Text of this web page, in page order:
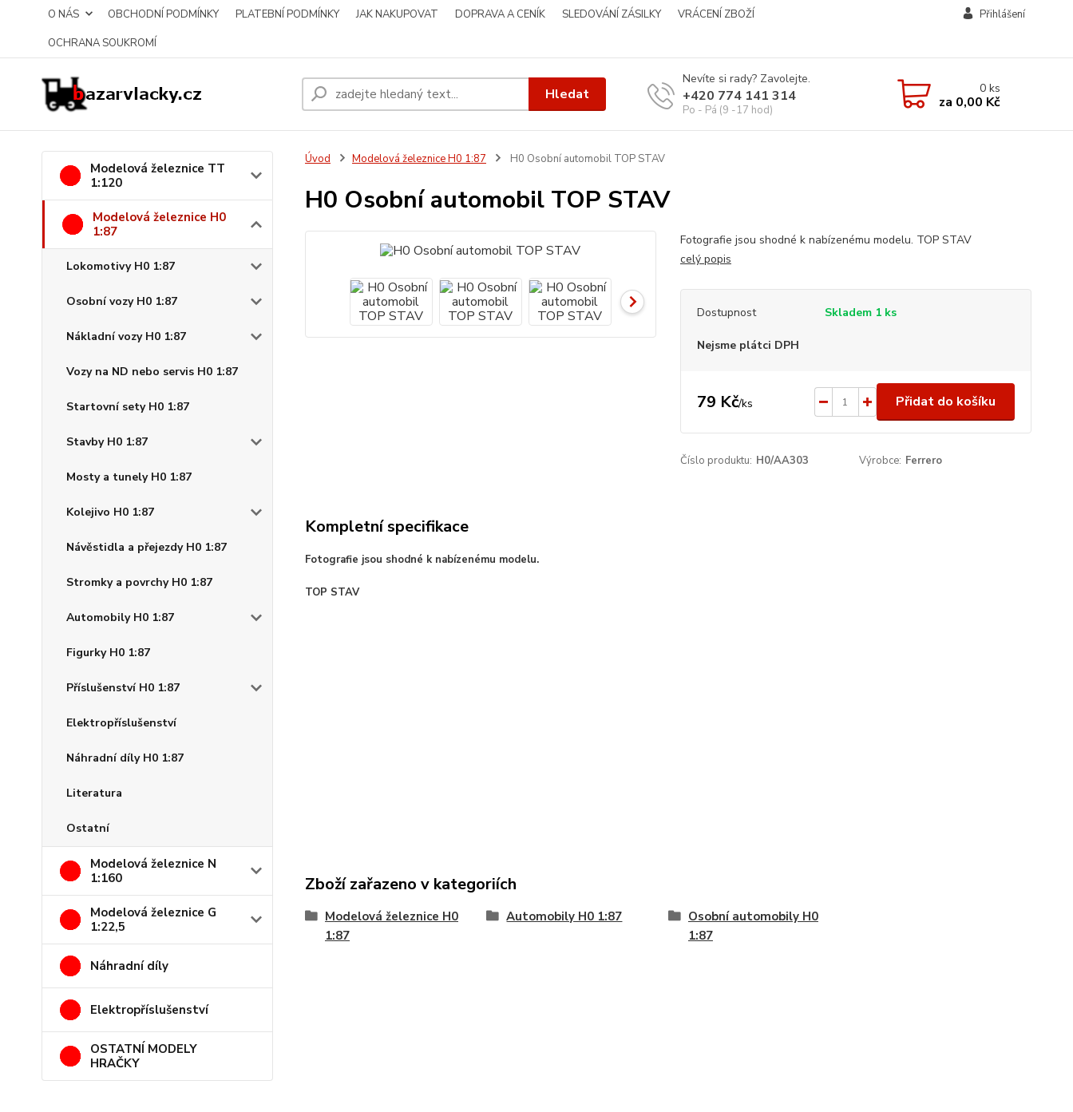
O NÁS OBCHODNÍ PODMÍNKY PLATEBNÍ PODMÍNKY JAK NAKUPOVAT DOPRAVA A CENÍK SLEDOVÁNÍ ZÁSILKY
VRÁCENÍ ZBOŽÍ
OCHRANA SOUKROMÍ
Přihlášení
Hledat
Nevíte si rady? Zavolejte.
+420 774 141 314
Po - Pá (9 -17 hod)
0ks
za 0,00 Kč
Modelová železnice TT
1:120
Modelová železnice H0
1:87
Lokomotivy H0 1:87
Osobní vozy H0 1:87
Nákladní vozy H0 1:87
Vozy na ND nebo servis H0 1:87
Startovní sety H0 1:87
Stavby H0 1:87
Mosty a tunely H0 1:87
Kolejivo H0 1:87
Návěstidla a přejezdy H0 1:87
Stromky a povrchy H0 1:87
Automobily H0 1:87
Figurky H0 1:87
Příslušenství H0 1:87
Elektropříslušenství
Náhradní díly H0 1:87
Literatura
Ostatní
Modelová železnice N
1:160
Modelová železnice G
1:22,5
Náhradní díly
Elektropříslušenství
OSTATNÍ MODELY
HRAČKY
Úvod Modelová železnice H0 1:87 H0 Osobní automobil TOP STAV
H0 Osobní automobil TOP STAV
Fotografie jsou shodné k nabízenému modelu. TOP STAV
celý popis
Dostupnost Skladem 1 ks
Nejsme plátci DPH
79 Kč/ks Přidat do košíku
Číslo produktu: H0/AA303 Výrobce: Ferrero
Kompletní specifikace
Fotografie jsou shodné k nabízenému modelu.
TOP STAV
Zboží zařazeno v kategoriích
Modelová železnice H0
1:87
Automobily H0 1:87
Osobní automobily H0
1:87